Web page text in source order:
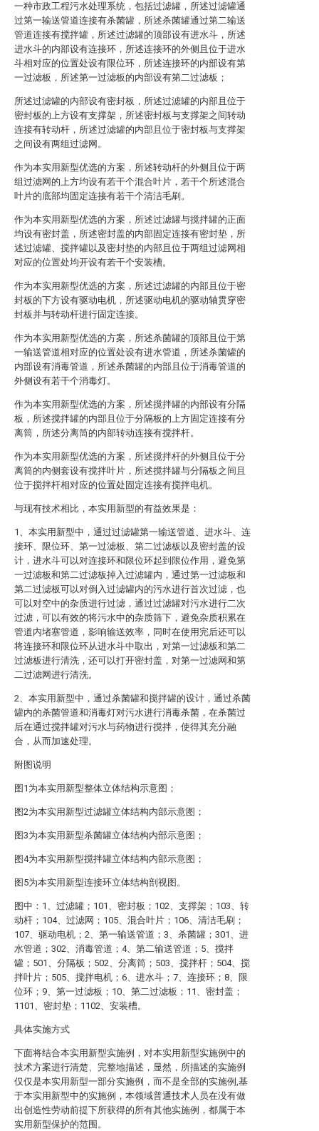
一种市政工程污水处理系统，包括过滤罐，所述过滤罐通
过第一输送管道连接有杀菌罐，所述杀菌罐通过第二输送
管道连接有搅拌罐，所述过滤罐的顶部设有进水斗，所述
进水斗的内部设有连接环，所述连接环的外侧且位于进水
斗相对应的位置处设有限位环，所述连接环的内部设有第
一过滤板，所述第一过滤板的内部设有第二过滤板；
所述过滤罐的内部设有密封板，所述过滤罐的内部且位于
密封板的上方设有支撑架，所述密封板与支撑架之间转动
连接有转动杆，所述过滤罐的内部且位于密封板与支撑架
之间设有两组过滤网。
作为本实用新型优选的方案，所述转动杆的外侧且位于两
组过滤网的上方均设有若干个混合叶片，若干个所述混合
叶片的底部均固定连接有若干个清洁毛刷。
作为本实用新型优选的方案，所述过滤罐与搅拌罐的正面
均设有密封盖，所述密封盖的内部固定连接有密封垫，所
述过滤罐、搅拌罐以及密封垫的内部且位于两组过滤网相
对应的位置处均开设有若干个安装槽。
作为本实用新型优选的方案，所述过滤罐的内部且位于密
封板的下方设有驱动电机，所述驱动电机的驱动轴贯穿密
封板并与转动杆进行固定连接。
作为本实用新型优选的方案，所述杀菌罐的顶部且位于第
一输送管道相对应的位置处设有进水管道，所述杀菌罐的
内部设有消毒管道，所述杀菌罐的内部且位于消毒管道的
外侧设有若干个消毒灯。
作为本实用新型优选的方案，所述搅拌罐的内部设有分隔
板，所述搅拌罐的内部且位于分隔板的上方固定连接有分
离筒，所述分离筒的内部转动连接有搅拌杆。
作为本实用新型优选的方案，所述搅拌杆的外侧且位于分
离筒的内侧套设有搅拌叶片，所述搅拌罐与分隔板之间且
位于搅拌杆相对应的位置处固定连接有搅拌电机。
与现有技术相比，本实用新型的有益效果是：
1、本实用新型中，通过过滤罐第一输送管道、进水斗、连
接环、限位环、第一过滤板、第二过滤板以及密封盖的设
计，进水斗可以对连接环和限位环起到限位作用，避免第
一过滤板和第二过滤板掉入过滤罐内，通过第一过滤板和
第二过滤板可以对倒入过滤罐内的污水进行首次过滤，也
可以对空中的杂质进行过滤，通过过滤罐对污水进行二次
过滤，可以有效的将污水中的杂质筛下，避免杂质积累在
管道内堵塞管道，影响输送效率，同时在使用完后还可以
将连接环和限位环从进水斗中取出，对第一过滤板和第二
过滤板进行清洗，还可以打开密封盖，对第一过滤网和第
二过滤网进行清洗。
2、本实用新型中，通过杀菌罐和搅拌罐的设计，通过杀菌
罐内的杀菌管道和消毒灯对污水进行消毒杀菌，在杀菌过
后在通过搅拌罐对污水与药物进行搅拌，使得其充分融
合，从而加速处理。
附图说明
图1为本实用新型整体立体结构示意图；
图2为本实用新型过滤罐立体结构内部示意图；
图3为本实用新型杀菌罐立体结构内部示意图；
图4为本实用新型搅拌罐立体结构内部示意图；
图5为本实用新型连接环立体结构剖视图。
图中：1、过滤罐；101、密封板；102、支撑架；103、转
动杆；104、过滤网；105、混合叶片；106、清洁毛刷；
107、驱动电机；2、第一输送管道；3、杀菌罐；301、进
水管道；302、消毒管道；4、第二输送管道；5、搅拌
罐；501、分隔板；502、分离筒；503、搅拌杆；504、搅
拌叶片；505、搅拌电机；6、进水斗；7、连接环；8、限
位环；9、第一过滤板；10、第二过滤板；11、密封盖；
1101、密封垫；1102、安装槽。
具体实施方式
下面将结合本实用新型实施例，对本实用新型实施例中的
技术方案进行清楚、完整地描述，显然，所描述的实施例
仅仅是本实用新型一部分实施例，而不是全部的实施例,基
于本实用新型中的实施例，本领域普通技术人员在没有做
出创造性劳动前提下所获得的所有其他实施例，都属于本
实用新型保护的范围。